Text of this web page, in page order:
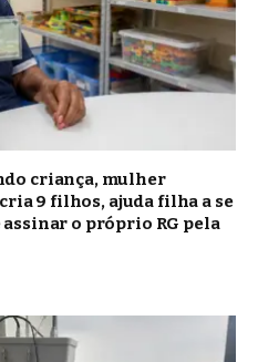
criança, mulher
9 filhos, ajuda filha a se
o próprio RG pela